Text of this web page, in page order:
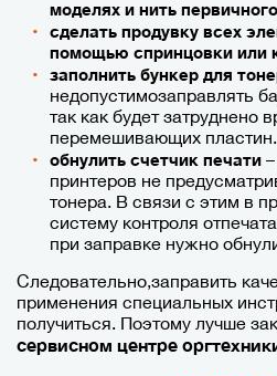
моделях и нить
сделать продувку всех
помощью спринцовки или
заполнить бункер для
недопустимозаправлять
так как будет затруднено
перемешивающих пластин.
обнулить счетчик печати
принтеров не
тонера. В связи с этим в
систему контроля
при заправке нужно
Следовательно,заправить
применения специальных
получиться. Поэтому лучше
сервисном центре